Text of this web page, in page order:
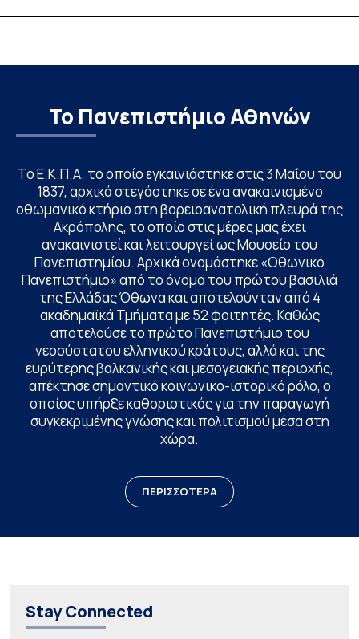
υποψηφίων
Το Πανεπιστήμιο Αθηνών
Το Ε.Κ.Π.Α. το οποίο εγκαινιάστηκε στις 3 Μαΐου του
1837, αρχικά στεγάστηκε σε ένα ανακαινισμένο
οθωμανικό κτήριο στη βορειοανατολική πλευρά της
Ακρόπολης, το οποίο στις μέρες μας έχει
ανακαινιστεί και λειτουργεί ως Μουσείο του
Πανεπιστημίου. Αρχικά ονομάστηκε «Οθωνικό
Πανεπιστήμιο» από το όνομα του πρώτου βασιλιά
της Ελλάδας Όθωνα και αποτελούνταν από 4
ακαδημαϊκά Τμήματα με 52 φοιτητές. Καθώς
αποτελούσε το πρώτο Πανεπιστήμιο του
νεοσύστατου ελληνικού κράτους, αλλά και της
ευρύτερης βαλκανικής και μεσογειακής περιοχής,
απέκτησε σημαντικό κοινωνικο-ιστορικό ρόλο, ο
οποίος υπήρξε καθοριστικός για την παραγωγή
συγκεκριμένης γνώσης και πολιτισμού μέσα στη
χώρα.
ΠΕΡΙΣΣΟΤΕΡΑ
Stay Connected